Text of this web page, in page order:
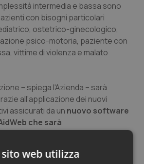
& Testa Collo
intermedia e bassa sono
con bisogni particolari
ostetrico-ginecologico,
psico-motoria, paziente con
vittime di violenza e malato
– spiega l'Azienda – sarà
all’applicazione dei nuovi
assicurati da un nuovo software
che sarà
utilizzato in tutti i Pronto
nella notte tra il 25 e il 26
web utilizza